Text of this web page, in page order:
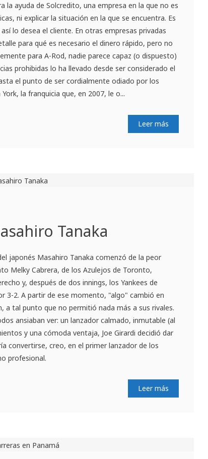
la ayuda de Solcredito, una empresa en la que no es
ni explicar la situación en la que se encuentra. Es
lo desea el cliente. En otras empresas privadas
para qué es necesario el dinero rápido, pero no
para A-Rod, nadie parece capaz (o dispuesto)
prohibidas lo ha llevado desde ser considerado el
el punto de ser cordialmente odiado por los
la franquicia que, en 2007, le o...
Leer más
Tanaka
japonés Masahiro Tanaka comenzó de la peor
Melky Cabrera, de los Azulejos de Toronto,
y, después de dos innings, los Yankees de
3-2. A partir de ese momento, "algo" cambió en
a tal punto que no permitió nada más a sus rivales.
ansiaban ver: un lanzador calmado, inmutable (al
y una cómoda ventaja, Joe Girardi decidió dar
convertirse, creo, en el primer lanzador de los
profesional.
Leer más